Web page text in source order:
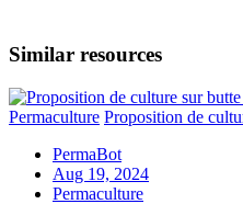
Similar resources
Permaculture Proposition de
PermaBot
Aug 19, 2024
Permaculture